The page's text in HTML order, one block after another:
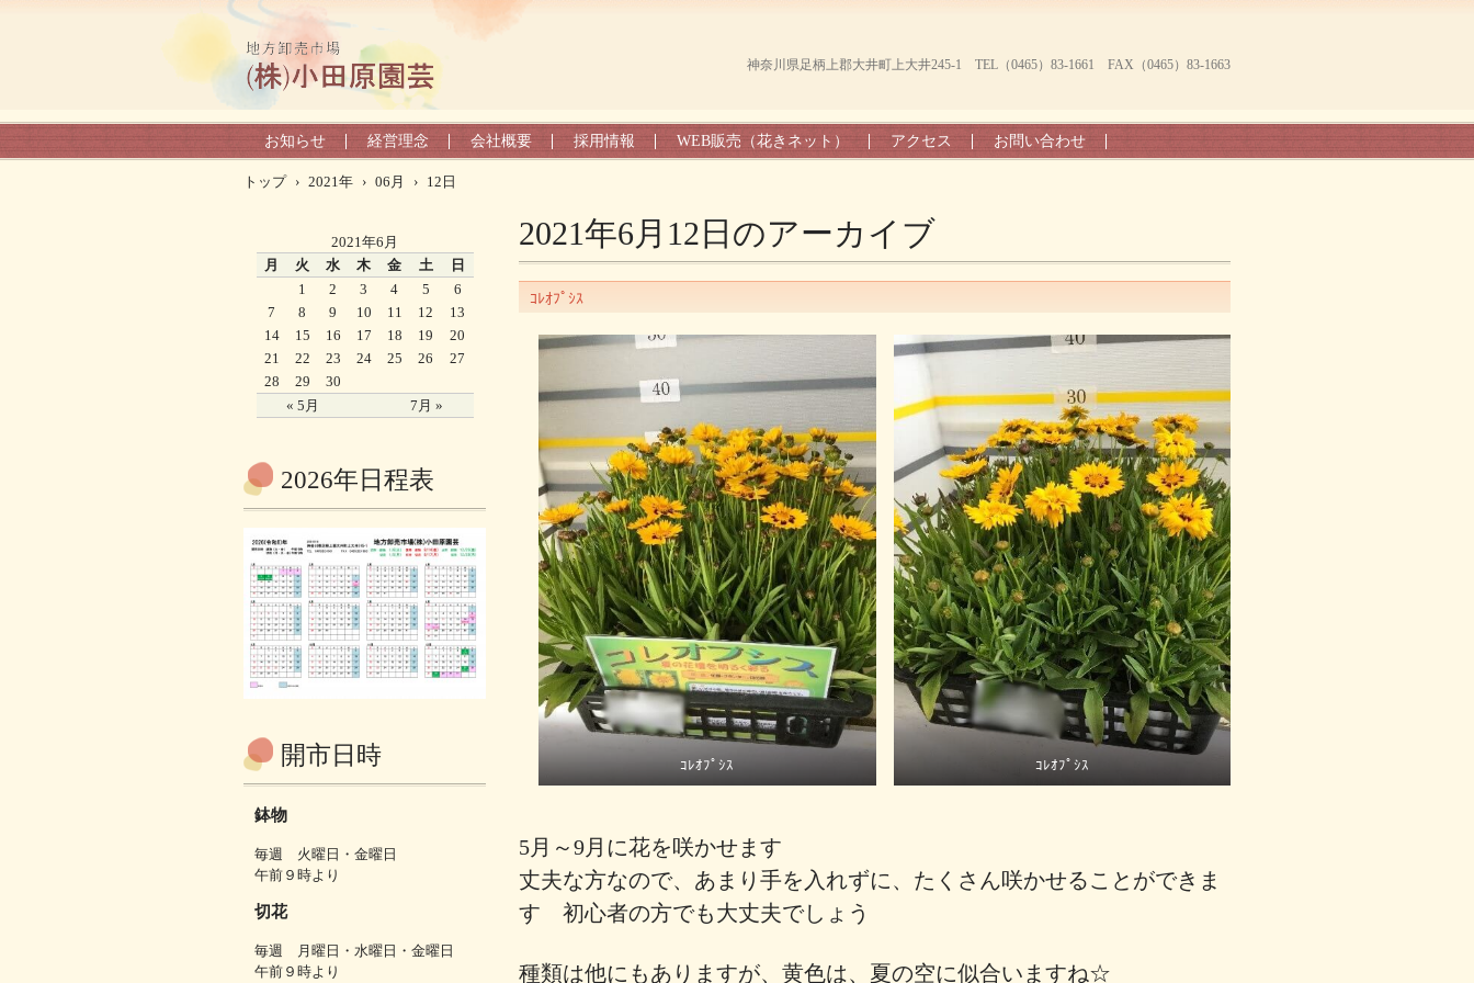
神奈川県足柄上郡大井町上大井245-1 TEL（0465）83-1661 FAX（0465）83-1663
お知らせ 経営理念 会社概要 採用情報 WEB販売（花きネット） アクセス お問い合わせ
トップ › 2021年 › 06月 › 12日
2021年6月12日 のアーカイブ
ｺﾚｵﾌﾟｼｽ
ｺﾚｵﾌﾟｼｽ ｺﾚｵﾌﾟｼｽ
5月～9月に花を咲かせます
丈夫な方なので、あまり手を入れずに、たくさん咲かせることができま
す 初心者の方でも大丈夫でしょう
種類は他にもありますが、黄色は、夏の空に似合いますね☆
2021年6月
月
火 水 木 金 土 日
« 5月 7月 »
1 2 3 4 5
6
7
8 9 10 11 12
13
14
15 16 17 18 19
20
21
22 23 24 25 26
27
28
29 30
2026年日程表
開市日時
鉢物
毎週 火曜日・金曜日
午前９時より
切花
毎週 月曜日・水曜日・金曜日
午前９時より